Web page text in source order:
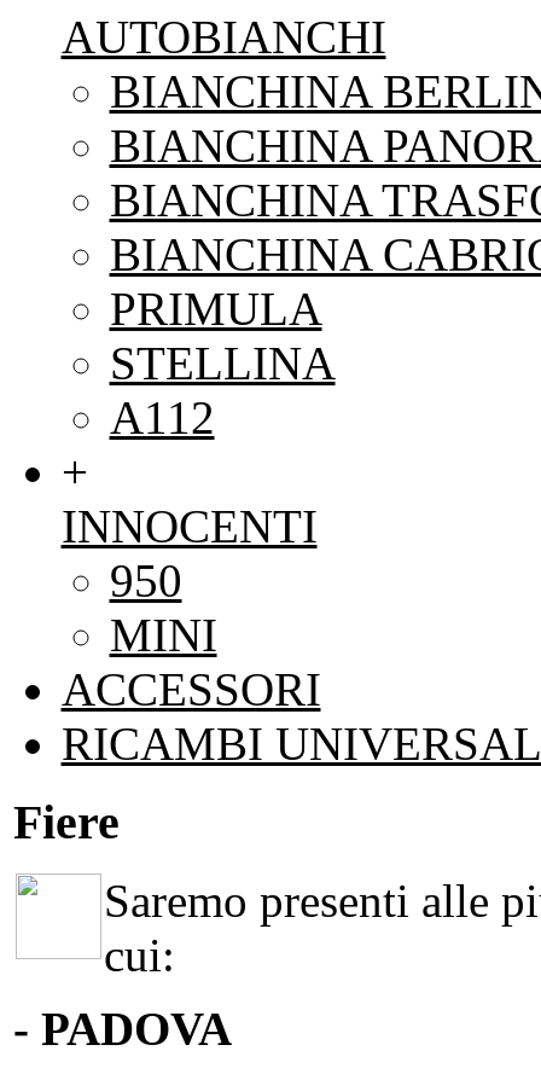
AUTOBIANCHI
BIANCHINA
BIANCHINA
BIANCHINA
BIANCHINA
PRIMULA
STELLINA
A112
+
INNOCENTI
950
MINI
ACCESSORI
RICAMBI
Fiere
Saremo presenti alle
cui:
- PADOVA